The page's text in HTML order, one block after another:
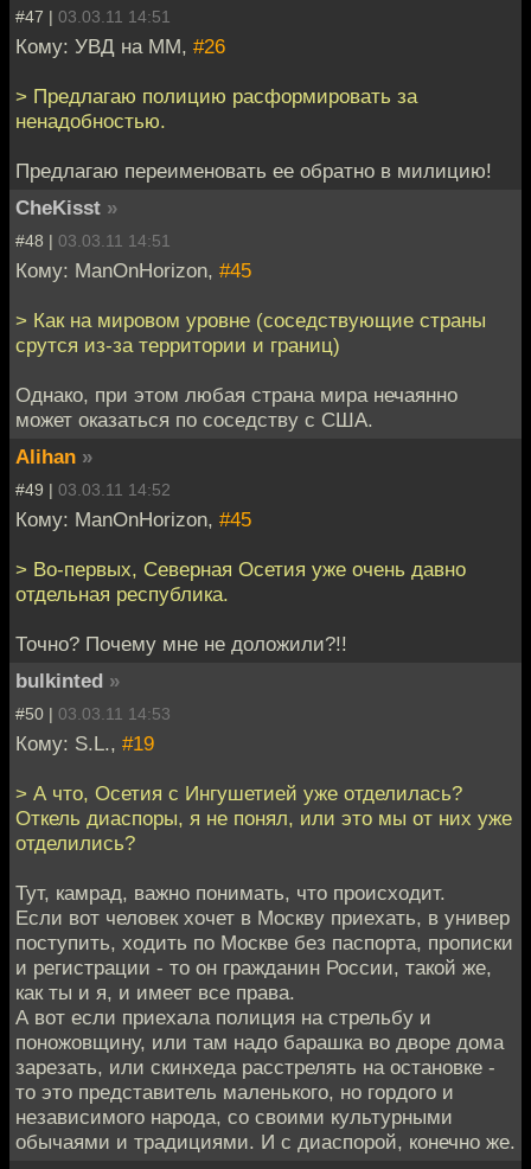
#47 | 03.03.11 14:51
Кому: УВД на ММ, #26
> Предлагаю полицию расформировать за
ненадобностью.
Предлагаю переименовать ее обратно в милицию!
CheKisst »
#48 | 03.03.11 14:51
Кому: ManOnHorizon, #45
> Как на мировом уровне (соседствующие страны
срутся из-за территории и границ)
Однако, при этом любая страна мира нечаянно
может оказаться по соседству с США.
Alihan »
#49 | 03.03.11 14:52
Кому: ManOnHorizon, #45
> Во-первых, Северная Осетия уже очень давно
отдельная республика.
Точно? Почему мне не доложили?!!
bulkinted »
#50 | 03.03.11 14:53
Кому: S.L., #19
> А что, Осетия с Ингушетией уже отделилась?
Откель диаспоры, я не понял, или это мы от них уже
отделились?
Тут, камрад, важно понимать, что происходит.
Если вот человек хочет в Москву приехать, в универ
поступить, ходить по Москве без паспорта, прописки
и регистрации - то он гражданин России, такой же,
как ты и я, и имеет все права.
А вот если приехала полиция на стрельбу и
поножовщину, или там надо барашка во дворе дома
зарезать, или скинхеда расстрелять на остановке -
то это представитель маленького, но гордого и
независимого народа, со своими культурными
обычаями и традициями. И с диаспорой, конечно же.